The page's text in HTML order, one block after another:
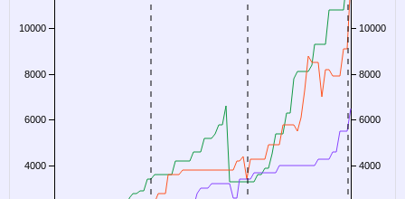
4000
6000
8000
10000
4000
6000
8000
10000